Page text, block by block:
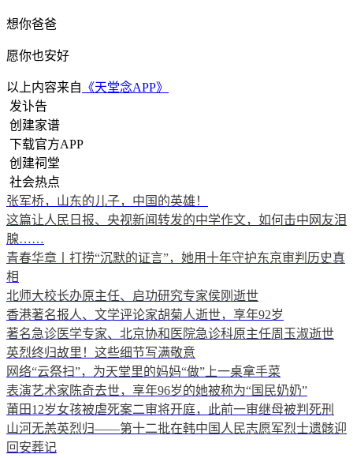
想你爸爸
愿你也安好
以上内容来自 《天堂念APP》
发讣告
创建家谱
下载官方APP
创建祠堂
社会热点
张军桥，山东的儿子，中国的英雄！
这篇让人民日报、央视新闻转发的中学作文，如何击中网友泪
腺……
青春华章丨打捞“沉默的证言”，她用十年守护东京审判历史真
相
北师大校长办原主任、启功研究专家侯刚逝世
香港著名报人、文学评论家胡菊人逝世，享年92岁
著名急诊医学专家、北京协和医院急诊科原主任周玉淑逝世
英烈终归故里！这些细节写满敬意
网络“云祭扫”，为天堂里的妈妈“做”上一桌拿手菜
表演艺术家陈奇去世，享年96岁的她被称为“国民奶奶”
莆田12岁女孩被虐死案二审将开庭，此前一审继母被判死刑
山河无恙英烈归——第十二批在韩中国人民志愿军烈士遗骸迎
回安葬记